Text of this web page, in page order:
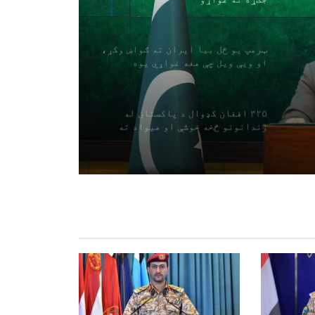
ټرمپ یو ځل بیا ایران ته ګواښ وکړ،
او ویې ویل چې هغه غواړي یوه
معامله وکړي
۳۲۵ افغان کډوال د پاکستان له
زندانونو څخه خوشې او هیواد ته
راستانه شوي
د سعودي عربستان، پاکستان، مصر او
ترکیې څلور اړخیزه غونډه د سیمه
هوايي بریدونه
د هرمز تنګي کې د تیلو ټانکر ته
نږدې دوه چاودنې